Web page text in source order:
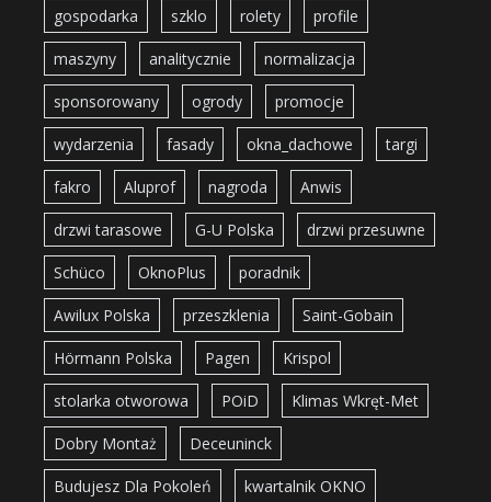
gospodarka szklo rolety profile
maszyny analitycznie normalizacja
sponsorowany ogrody promocje
wydarzenia fasady okna_dachowe targi
fakro Aluprof nagroda Anwis
drzwi tarasowe G-U Polska drzwi przesuwne
Schüco OknoPlus poradnik
Awilux Polska przeszklenia Saint-Gobain
Hörmann Polska Pagen Krispol
stolarka otworowa POiD Klimas Wkręt-Met
Dobry Montaż Deceuninck
Budujesz Dla Pokoleń kwartalnik OKNO